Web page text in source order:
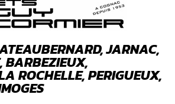
JARNAC,
BARBEZIEUX,
ROCHELLE, PERIGUEUX,